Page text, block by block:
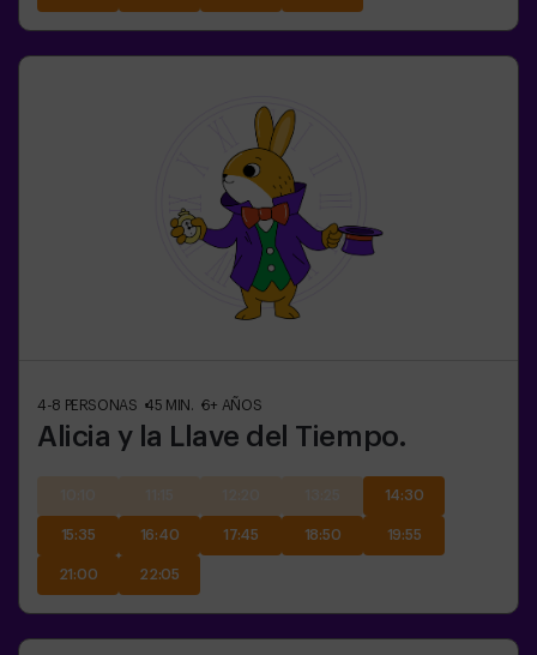
4-8 PERSONAS 45 MIN. 6+ AÑOS
Alicia y la Llave del Tiempo.
14:30
15:35 16:40 17:45 18:50 19:55
21:00 22:05